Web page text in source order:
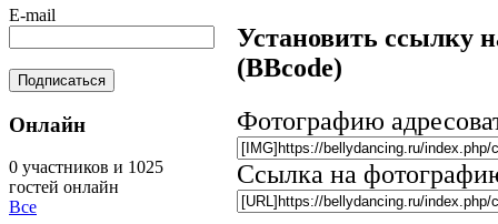
Установить ссылку
(BBcode)
Фотографию
Ссылка на
E-mail
Онлайн
0 участников и 1025
гостей онлайн
Все